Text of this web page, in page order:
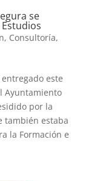
se
, Consultoría,
este
Ayuntamiento
por la
también estaba
la Formación e